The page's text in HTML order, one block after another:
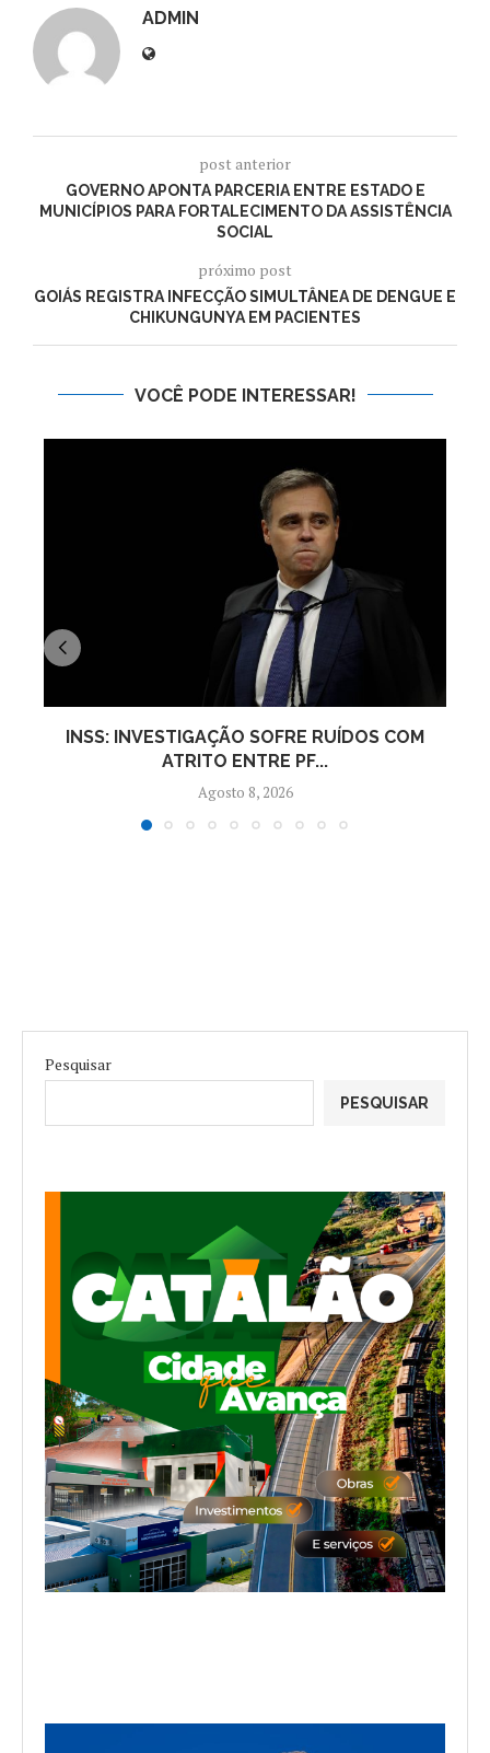
ADMIN
post anterior
GOVERNO APONTA PARCERIA ENTRE ESTADO E
MUNICÍPIOS PARA FORTALECIMENTO DA ASSISTÊNCIA
SOCIAL
próximo post
GOIÁS REGISTRA INFECÇÃO SIMULTÂNEA DE DENGUE E
CHIKUNGUNYA EM PACIENTES
VOCÊ PODE INTERESSAR!
INSS: INVESTIGAÇÃO SOFRE RUÍDOS COM
ATRITO ENTRE PF...
Agosto 8, 2026
Pesquisar
PESQUISAR